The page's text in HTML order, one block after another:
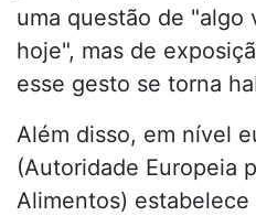
uma questão de "algo
hoje", mas de
esse gesto se torna
Além disso, em nível
(Autoridade Europeia
Alimentos)